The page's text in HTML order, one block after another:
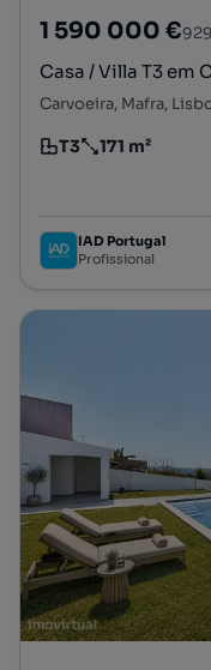
1 590 000 €
Casa / Villa T3 em
Carvoeira, Mafra,
Tipologia
T3
Preço por metro
171 m²
IAD Portugal
Profissional